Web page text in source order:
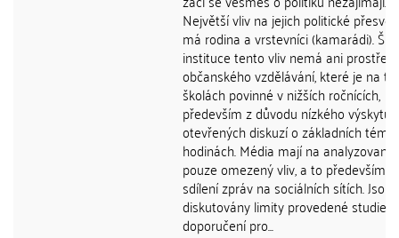
Největší vliv na jejich politické
má rodina a vrstevníci (kamarádi).
instituce tento vliv nemá ani
občanského vzdělávání, které je na
školách povinné v nižších ročnících,
především z důvodu nízkého výskytu
otevřených diskuzí o základních
hodinách. Média mají na
pouze omezený vliv, a to především
sdílení zpráv na sociálních sítích. Jsou
diskutovány limity provedené studie,
doporučení pro...